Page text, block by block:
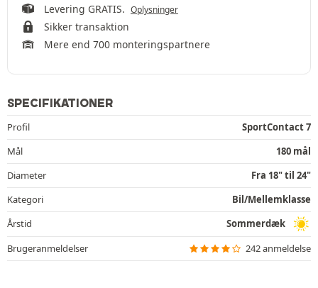
Levering GRATIS. Oplysninger
Sikker transaktion
Mere end 700 monteringspartnere
SPECIFIKATIONER
Profil
SportContact 7
Mål
180 mål
Diameter
Fra 18" til 24"
Kategori
Bil/Mellemklasse
Årstid
Sommerdæk
Brugeranmeldelser
242 anmeldelse